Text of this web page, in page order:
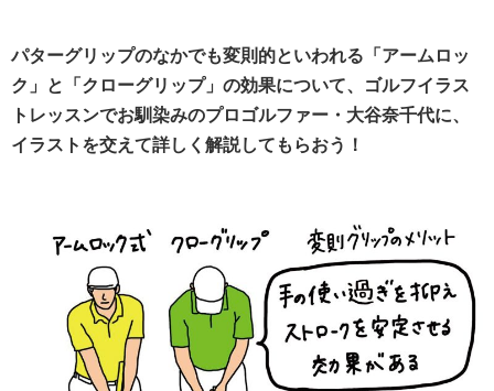
パターグリップのなかでも変則的といわれる「アームロッ
ク」と「クローグリップ」の効果について、ゴルフイラス
トレッスンでお馴染みのプロゴルファー・大谷奈千代に、
イラストを交えて詳しく解説してもらおう！